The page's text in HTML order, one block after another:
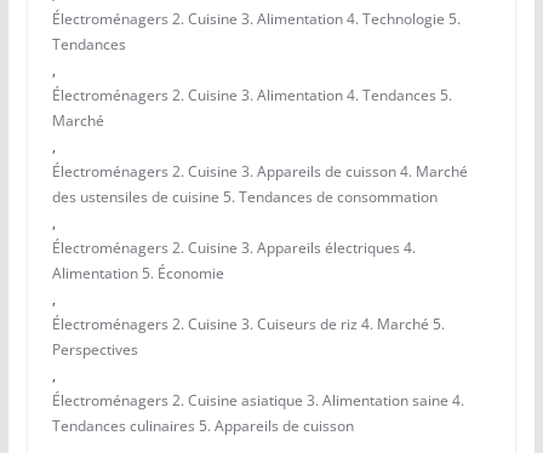
Électroménagers 2. Cuisine 3. Alimentation 4. Technologie 5.
Tendances
,
Électroménagers 2. Cuisine 3. Alimentation 4. Tendances 5.
Marché
,
Électroménagers 2. Cuisine 3. Appareils de cuisson 4. Marché
des ustensiles de cuisine 5. Tendances de consommation
,
Électroménagers 2. Cuisine 3. Appareils électriques 4.
Alimentation 5. Économie
,
Électroménagers 2. Cuisine 3. Cuiseurs de riz 4. Marché 5.
Perspectives
,
Électroménagers 2. Cuisine asiatique 3. Alimentation saine 4.
Tendances culinaires 5. Appareils de cuisson